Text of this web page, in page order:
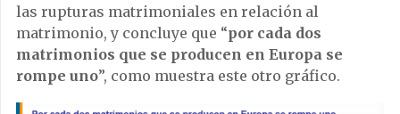
las rupturas matrimoniales en relación al
matrimonio, y concluye que “por cada dos
matrimonios que se producen en Europa se
rompe uno”, como muestra este otro gráfico.